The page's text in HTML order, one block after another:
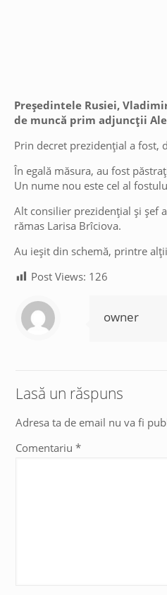
Preşedintele Rusiei,
de muncă prim adjuncţii
Prin decret prezidenţial a fost,
În egală măsura, au fost
Un nume nou este cel al
Alt consilier prezidenţial şi şef
rămas Larisa Brîciova.
Au ieşit din schemă, printre
Post Views: 126
owner
Lasă un răspuns
Adresa ta de email nu va fi
Comentariu *